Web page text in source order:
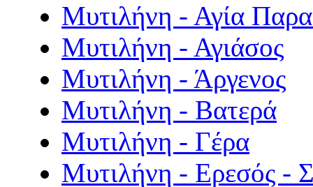
Μυτιλήνη - Αγία
Μυτιλήνη - Αγιάσος
Μυτιλήνη - Άργενος
Μυτιλήνη - Βατερά
Μυτιλήνη - Γέρα
Μυτιλήνη - Ερεσός -